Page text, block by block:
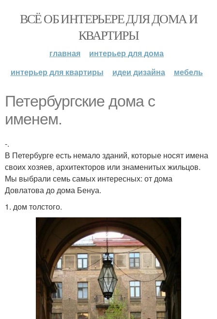
ВСЁ ОБ ИНТЕРЬЕРЕ ДЛЯ ДОМА И
КВАРТИРЫ
главная
интерьер для дома
интерьер для квартиры
идеи дизайна мебель
Петербургские дома с
именем.
-.
В Петербурге есть немало зданий, которые носят имена
своих хозяев, архитекторов или знаменитых жильцов.
Мы выбрали семь самых интересных: от дома
Довлатова до дома Бенуа.
1. дом толстого.